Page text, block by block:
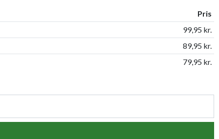
Pris
99,95 kr.
89,95 kr.
79,95 kr.